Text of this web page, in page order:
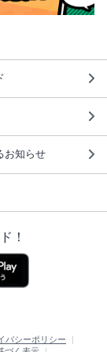
お知らせ
！
バシーポリシー